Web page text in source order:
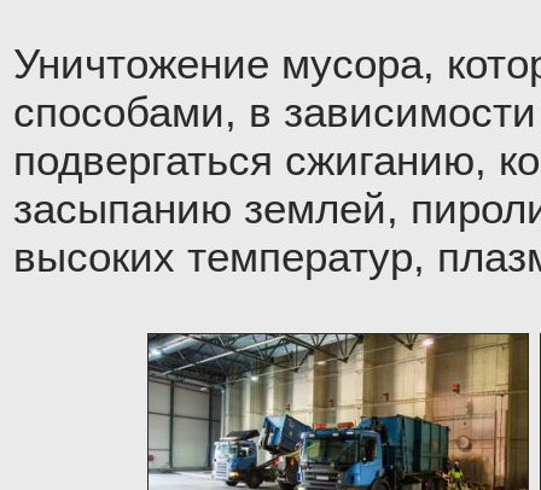
Уничтожение мусора,
способами, в
подвергаться сжиганию,
засыпанию землей,
высоких температур,